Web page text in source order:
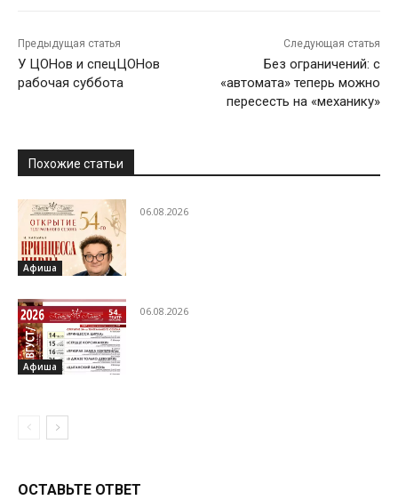
Предыдущая статья
У ЦОНов и спецЦОНов
рабочая суббота
Следующая статья
Без ограничений: с
«автомата» теперь можно
пересесть на «механику»
Похожие статьи
Афиша
06.08.2026
Афиша
06.08.2026
ОСТАВЬТЕ ОТВЕТ